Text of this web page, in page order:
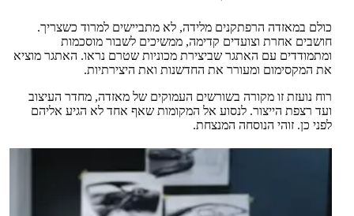
כולם במאזדה הרפתקנים מלידה, לא מתביישים למרוד כשצריך.
חושבים אחרת וצועדים קדימה, ממשיכים לשבור מוסכמות
ומתמודדים עם האתגר שביצירת מכוניות שטרם נראו. האתגר מוציא
את המקסימום ומעורר את החדשנות ואת היצירתיות.
רוח נועזת זו מקורה בשורשים העמוקים של מאזדה, מחדר העיצוב
ועד רצפת הייצור. לנסוע אל המקומות שאף אחד לא הגיע אליהם
לפני כן. זוהי הנוסחה המנצחת.